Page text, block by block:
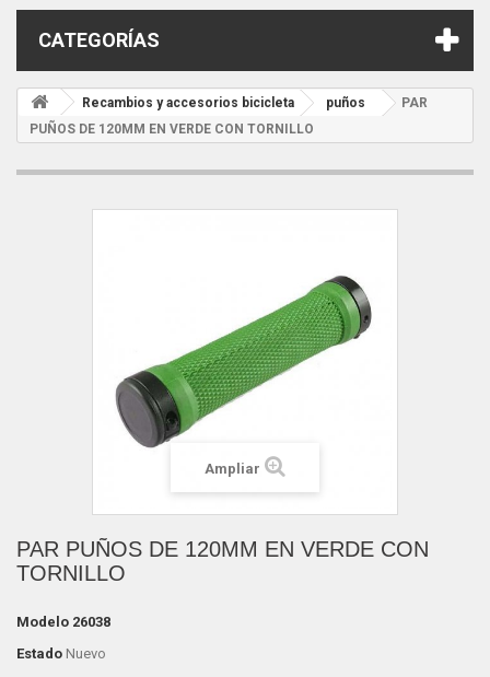
CATEGORÍAS
Recambios y accesorios bicicleta puños
PAR
PUÑOS DE 120MM EN VERDE CON TORNILLO
Ampliar
PAR PUÑOS DE 120MM EN VERDE CON
TORNILLO
Modelo 26038
Estado Nuevo